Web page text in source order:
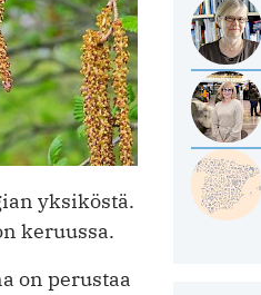
yksiköstä.
keruussa.
on perustaa